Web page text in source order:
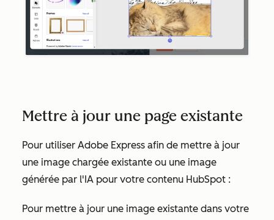
Mettre à jour une page existante
Pour utiliser Adobe Express afin de mettre à jour
une image chargée existante ou une image
générée par l'IA pour votre contenu HubSpot :
Pour mettre à jour une image existante dans votre